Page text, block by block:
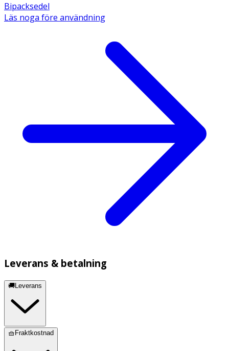
Bipacksedel
Läs noga före användning
Leverans & betalning
🚚Leverans
🧺Fraktkostnad